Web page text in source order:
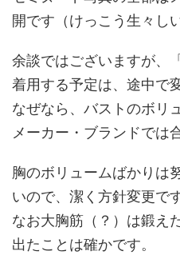
開です（けっこう生々し
余談ではございますが、
着用する予定は、途中で
なぜなら、バストのボリ
メーカー・ブランドでは
胸のボリュームばかりは
いので、潔く方針変更です
なお大胸筋（？）は鍛え
出たことは確かです。